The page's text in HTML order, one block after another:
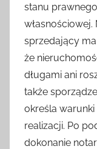
stanu
własnościowej.
sprzedający
że
długami ani
także
określa
realizacji. Po
dokonanie